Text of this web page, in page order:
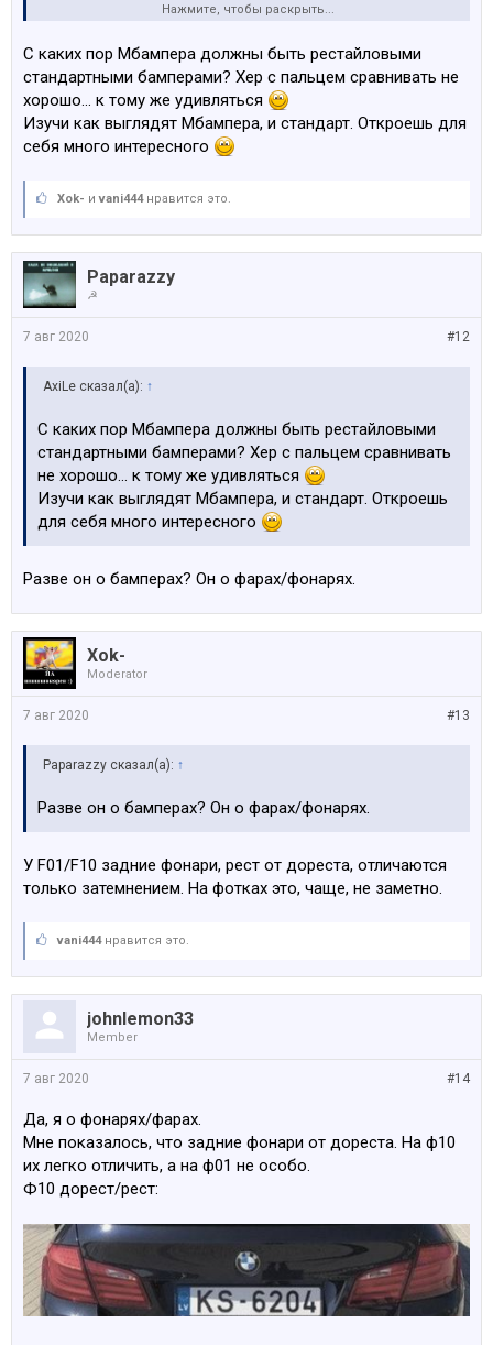
Посмотреть вложение 174803
UPD: На сске сейчас есть такая пятёрка:
https://www.ss.lv/msg/lv/transport/cars/bmw/535/lnxch.h
tml
Та же история - рестайл перед и дорест зад и тачка
пригнана.
и видимо по цене просел выше ожидаемого..
Нажмите, чтобы раскрыть...
С каких пор Мбампера должны быть рестайловыми
стандартными бамперами? Хер с пальцем сравнивать не
хорошо... к тому же удивляться
Изучи как выглядят Мбампера, и стандарт. Откроешь для
себя много интересного
Xok- иvani444нравится это.
Paparazzy
☭
#12
7 авг 2020
AxiLe сказал(а): ↑
С каких пор Мбампера должны быть рестайловыми
стандартными бамперами? Хер с пальцем сравнивать
не хорошо... к тому же удивляться
Изучи как выглядят Мбампера, и стандарт. Откроешь
для себя много интересного
Разве он о бамперах? Он о фарах/фонарях.
Xok-
Moderator
#13
7 авг 2020
Paparazzy сказал(а): ↑
Разве он о бамперах? Он о фарах/фонарях.
У F01/F10 задние фонари, рест от дореста, отличаются
только затемнением. На фотках это, чаще, не заметно.
vani444нравится это.
johnlemon33
Member
#14
7 авг 2020
Да, я о фонарях/фарах.
Мне показалось, что задние фонари от дореста. На ф10
их легко отличить, а на ф01 не особо.
Ф10 дорест/рест: